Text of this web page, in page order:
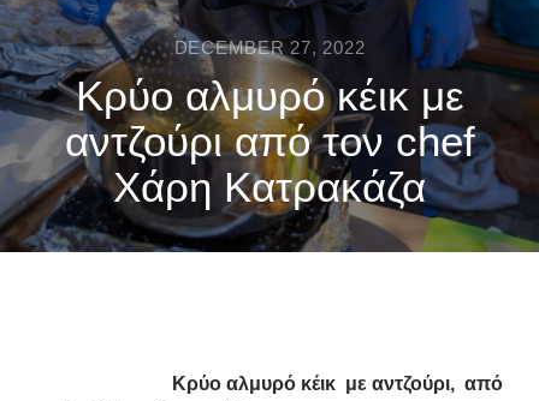
DECEMBER 27, 2022
Κρύο αλμυρό κέικ με
αντζούρι από τον chef
Χάρη Κατρακάζα
Κρύο αλμυρό κέικ με αντζούρι, από